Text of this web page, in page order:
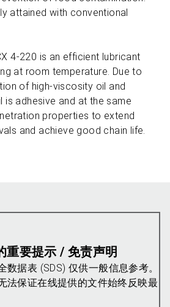
attained with conventional
4-220 is an efficient lubricant
at room temperature. Due to
of high-viscosity oil and
is adhesive and at the same
properties to extend
and achieve good chain life.
重要提示 / 免责声明
数据表 (SDS) 仅供一般信息参考。
法保证在线提供的文件始终反映最